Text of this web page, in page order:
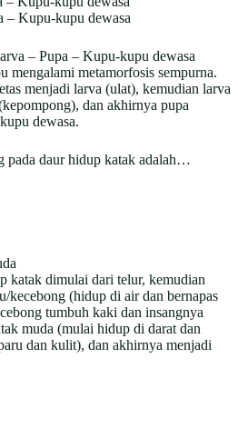
– Kupu-kupu dewasa
– Pupa – Kupu-kupu dewasa
mengalami metamorfosis sempurna.
menjadi larva (ulat), kemudian larva
dan akhirnya pupa
dewasa.
pada daur hidup katak adalah…
katak dimulai dari telur, kemudian
kecebong (hidup di air dan bernapas
tumbuh kaki dan insangnya
muda (mulai hidup di darat dan
dan kulit), dan akhirnya menjadi